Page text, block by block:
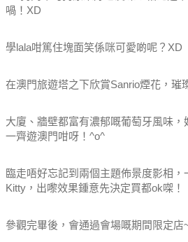
喎！XD
學lala咁篤住塊面笑係咪可愛啲呢？XD
在澳門旅遊塔之下欣賞Sanrio煙花，璀
大廈、牆壁都富有濃郁嘅葡萄牙風味
一齊遊澳門咁呀！^o^
臨走唔好忘記到兩個主題佈景度影相
Kitty，出嚟效果鍾意先決定買都ok㗎！
參觀完畢後，會通過會場嘅期間限定店